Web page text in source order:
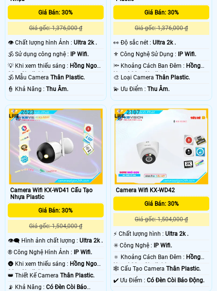
Giá Bán: 30%
Giá gốc: 1,376,000 ₫
👁 Chất lượng hình Ảnh : Ultra 2k .
🕉️ Sử dụng công nghệ :
IP Wifi.
💡 Khi xem thiếu sáng : Hồng Ngoại
30m Starlight.
🕉️ Mẫu Camera Thân Plastic.
️👮 Khả Năng : Thu Âm.
Giá Bán: 30%
Giá gốc: 1,376,000 ₫
️👀 Độ sắc nét :Ultra 2k .
⚜️ Công Nghệ Sử Dụng :
IP Wifi.
🔦 Khoảng Cách Ban Đêm : Hồng
Ngoại 30m Starlight.
🎨 Loại CameraThân Plastic.
️💫 Ưu Điểm :Thu Âm.
Camera Wifi KX-WD41 Cấu Tạo
Nhựa Plastic
Giá Bán: 30%
Giá gốc: 1,504,000 ₫
👁️‍🗨 Hình ảnh chất lượng : Ultra 2k .
®️ Công Nghệ Hình Ảnh : IP Wifi.
🌚 Khi xem thiếu sáng : Hồng Ngoại
30m Starlight.
👑 Thiết Kế Camera Thân Plastic.
️📡 Khả Năng : Có Ðèn Còi Báo
2623
Camera Wifi KX-WD42
Giá Bán: 30%
Giá gốc: 1,504,000 ₫
️⚡ Chất lượng hình :Ultra 2k .
✳️ Công Nghệ : IP Wifi.
🔅 Khoảng Cách Ban Đêm : Hồng
Ngoại 30m Starlight.
🕸️ Cấu Tạo CameraThân Plastic.
️✔️ Ưu Điểm :Có Ðèn Còi Báo Động.
2107